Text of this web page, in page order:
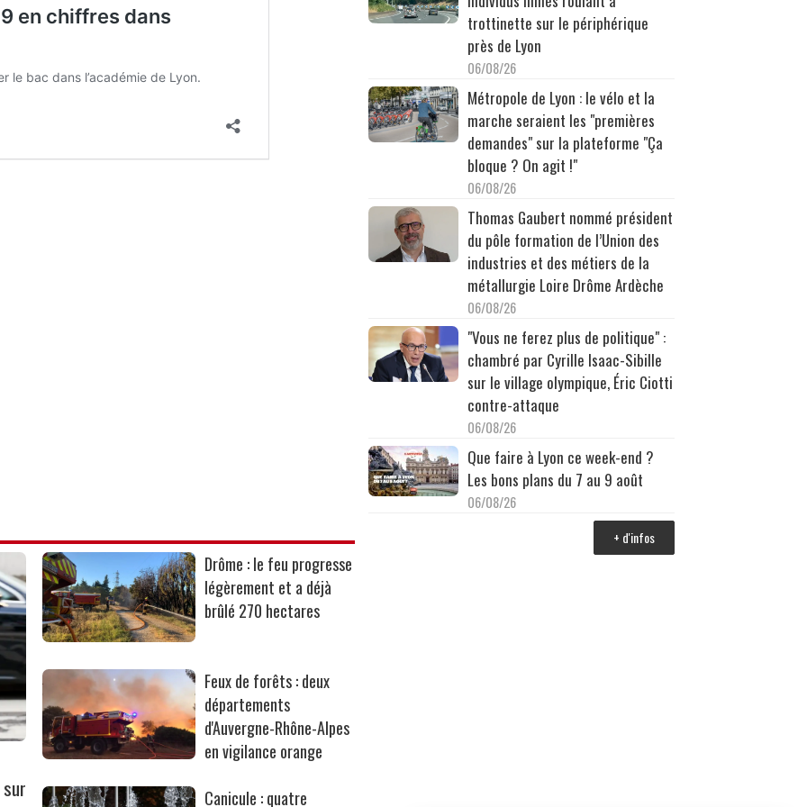
Drôme : le feu progresse
légèrement et a déjà
brûlé 270 hectares
Feux de forêts : deux
départements
d'Auvergne-Rhône-Alpes
en vigilance orange
Canicule : quatre
trottinette sur le périphérique
près de Lyon
06/08/26
Métropole de Lyon : le vélo et la
marche seraient les "premières
demandes" sur la plateforme "Ça
bloque ? On agit !"
06/08/26
Thomas Gaubert nommé président
du pôle formation de l’Union des
industries et des métiers de la
métallurgie Loire Drôme Ardèche
06/08/26
"Vous ne ferez plus de politique" :
chambré par Cyrille Isaac-Sibille
sur le village olympique, Éric Ciotti
contre-attaque
06/08/26
Que faire à Lyon ce week-end ?
Les bons plans du 7 au 9 août
06/08/26
+ d'infos